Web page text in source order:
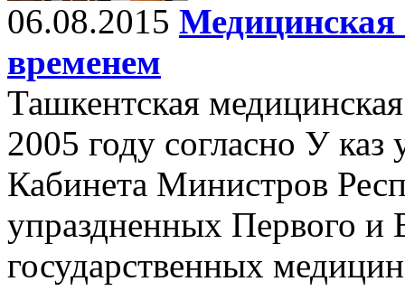
06.08.2015 Медицинская
временем
Ташкентская
2005 году согласно У
Кабинета Министров
упраздненных Первого и
государственных